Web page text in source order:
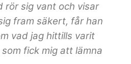
rör sig vant och visar
fram säkert, får han
vad jag hittills varit
fick mig att lämna